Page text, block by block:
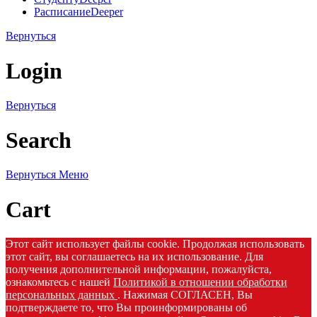
РасписаниеDeeper
Вернуться
Login
Вернуться
Search
Вернуться Меню
Cart
Этот сайт использует файлы cookie. Продолжая использовать
этот сайт, вы соглашаетесь на их использование. Для
получения дополнительной информации, пожалуйста,
ознакомьтесь с нашей Политикой в отношении обработки
персональных данных . Нажимая СОГЛАСЕН, Вы
подтверждаете то, что Вы проинформированы об